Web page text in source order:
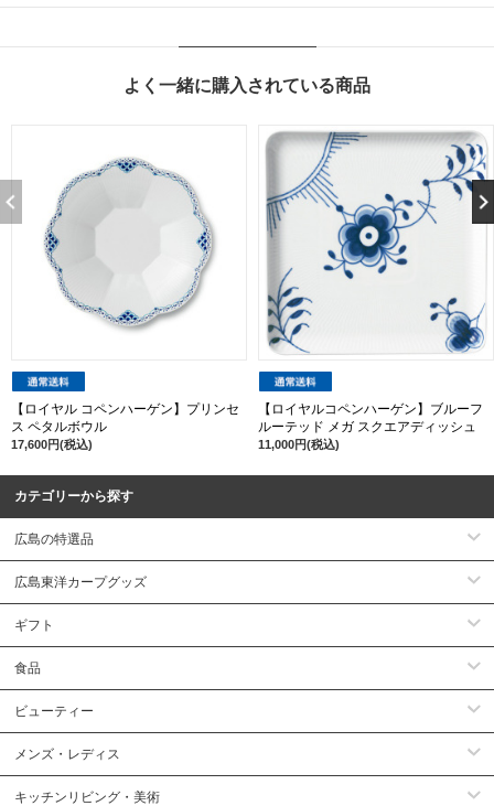
よく一緒に購入されている商品
【ロイヤル コペンハーゲン】プリンセ
ス ペタルボウル
17,600円(税込)
【ロイヤルコペンハーゲン】ブルーフ
ルーテッド メガ スクエアディッシュ
11,000円(税込)
カテゴリーから探す
広島の特選品
広島東洋カープグッズ
ギフト
食品
ビューティー
メンズ・レディス
キッチンリビング・美術